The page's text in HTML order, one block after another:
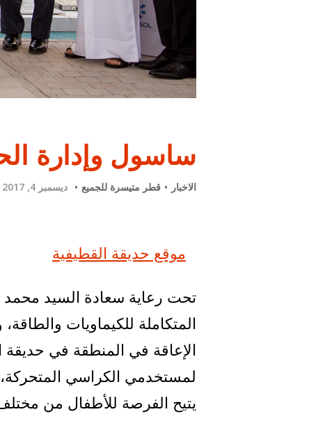
ساسول وإدارة
الاخبار قطر متيسرة للجميع ديسمبر 4, 2017
موقع حديقة القطيفية
تحت رعاية سعادة السيد محمد
المتكاملة للكيماويات
الإعاقة في المنطقة في
لمستخدمي الكراسي المتحركة،
يتيح الفرصة للأطفال من